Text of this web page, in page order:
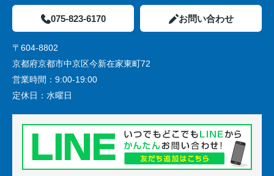
075-823-6170 お問い合わせ
〒604-8802
京都府京都市中京区今新在家東町72
営業時間： 9:00-19:00
定休日： 水曜日